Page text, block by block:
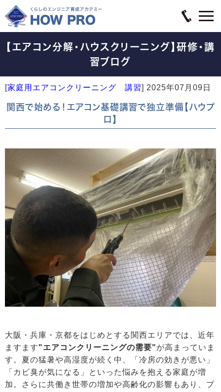
【エアコン分解・ハウスクリーニング】研修・講
習ブログ
[家庭用エアコンクリーニング 講習] 2025年07月09日
関西で始める！エアコン基礎講習で独立準備【ハウプ
ロ】
大阪・兵庫・京都をはじめとする関西エリアでは、近年
ますます"エアコンクリーニングの需要"が高まっていま
す。夏の猛暑や高湿度が続く中、「冷房の効きが悪い」
「カビ臭が気になる」といった悩みを抱える家庭が増
加。さらに共働き世帯の増加や高齢化の影響もあり、プ